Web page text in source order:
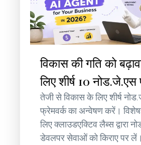
विकास की गति को
लिए शीर्ष 10
तेजी से विकास के लिए शीर्ष
फ्रेमवर्क का अन्वेषण करें।
लिए क्लाउडएक्टिव लैब्स द्वारा
डेवलपर सेवाओं को किराए पर